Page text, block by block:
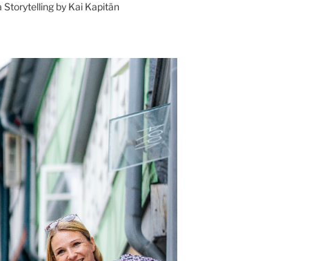
Storytelling by Kai Kapitän